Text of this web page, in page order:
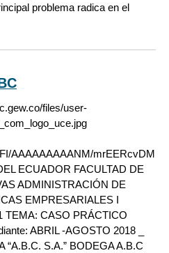
problema radica en el
files/user-
AAAAAAAAANM/
ECUADOR FACULTAD DE
ADMINISTRACIÓN DE
EMPRESARIALES I
TEMA: CASO PRÁCTICO
ABRIL -AGOSTO 2018 _
S.A.” BODEGA A.B.C